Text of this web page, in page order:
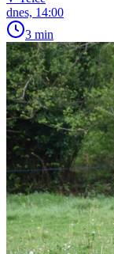
dnes, 14:00
3 min